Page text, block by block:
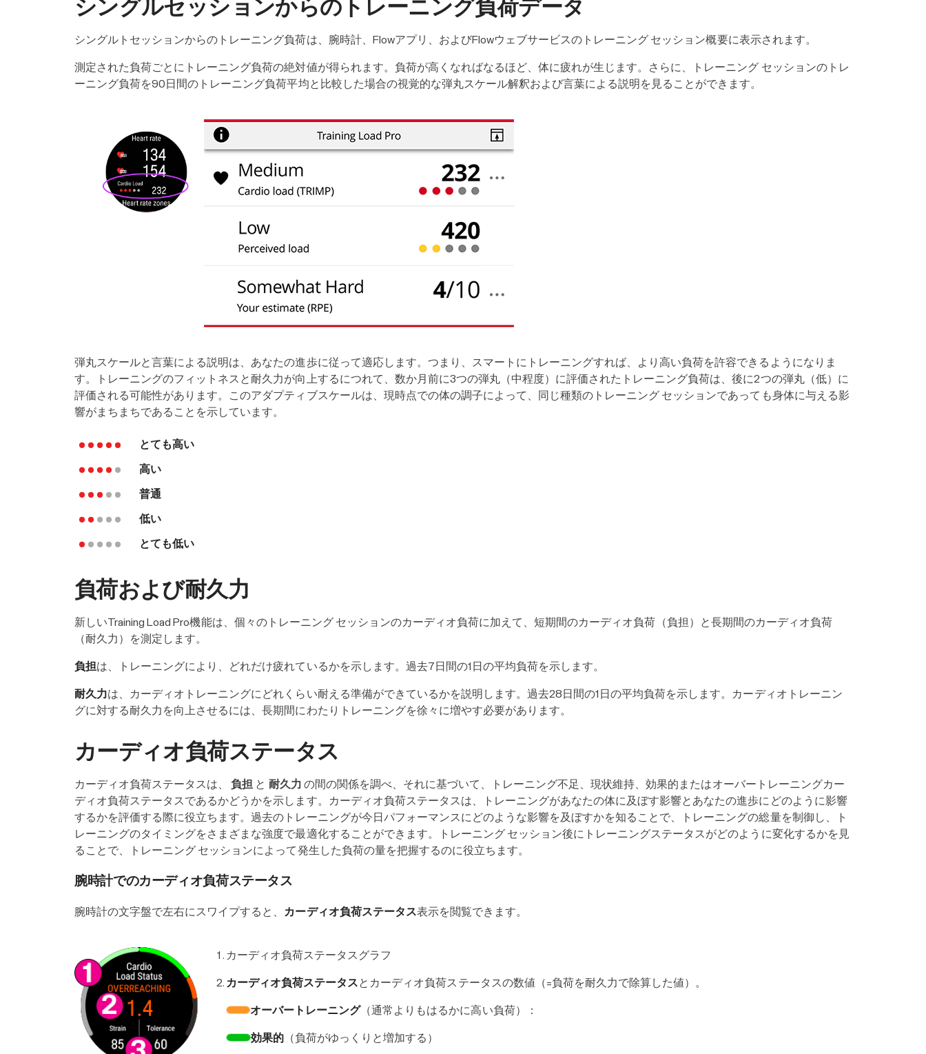
シングルセッションからのトレーニング負荷データ
シングルトセッションからのトレーニング負荷は、腕時計、Flowアプリ、およびFlowウェブサービスのトレーニング セッション概要に表示されます。
測定された負荷ごとにトレーニング負荷の絶対値が得られます。負荷が高くなればなるほど、体に疲れが生じます。さらに、トレーニング セッションのトレ
ーニング負荷を90日間のトレーニング負荷平均と比較した場合の視覚的な弾丸スケール解釈および言葉による説明を見ることができます。
弾丸スケールと言葉による説明は、あなたの進歩に従って適応します。つまり、スマートにトレーニングすれば、より高い負荷を許容できるようになりま
す。トレーニングのフィットネスと耐久力が向上するにつれて、数か月前に3つの弾丸（中程度）に評価されたトレーニング負荷は、後に2つの弾丸（低）に
評価される可能性があります。このアダプティブスケールは、現時点での体の調子によって、同じ種類のトレーニング セッションであっても身体に与える影
響がまちまちであることを示しています。
とても高い
高い
普通
低い
とても低い
負荷および耐久力
新しいTraining Load Pro機能は、個々のトレーニング セッションのカーディオ負荷に加えて、短期間のカーディオ負荷（負担）と長期間のカーディオ負荷
（耐久力）を測定します。
負担は、トレーニングにより、どれだけ疲れているかを示します。過去7日間の1日の平均負荷を示します。
耐久力は、カーディオトレーニングにどれくらい耐える準備ができているかを説明します。過去28日間の1日の平均負荷を示します。カーディオトレーニン
グに対する耐久力を向上させるには、長期間にわたりトレーニングを徐々に増やす必要があります。
カーディオ負荷ステータス
カーディオ負荷ステータスは、負担 と 耐久力 の間の関係を調べ、それに基づいて、トレーニング不足、現状維持、効果的またはオーバートレーニングカー
ディオ負荷ステータスであるかどうかを示します。カーディオ負荷ステータスは、トレーニングがあなたの体に及ぼす影響とあなたの進歩にどのように影響
するかを評価する際に役立ちます。過去のトレーニングが今日パフォーマンスにどのような影響を及ぼすかを知ることで、トレーニングの総量を制御し、ト
レーニングのタイミングをさまざまな強度で最適化することができます。トレーニング セッション後にトレーニングステータスがどのように変化するかを見
ることで、トレーニング セッションによって発生した負荷の量を把握するのに役立ちます。
腕時計でのカーディオ負荷ステータス
腕時計の文字盤で左右にスワイプすると、 カーディオ負荷ステータス表示を閲覧できます。
カーディオ負荷ステータスグラフ
カーディオ負荷ステータスとカーディオ負荷ステータスの数値（=負荷を耐久力で除算した値）。
オーバートレーニング（通常よりもはるかに高い負荷）：
効果的 （負荷がゆっくりと増加する）